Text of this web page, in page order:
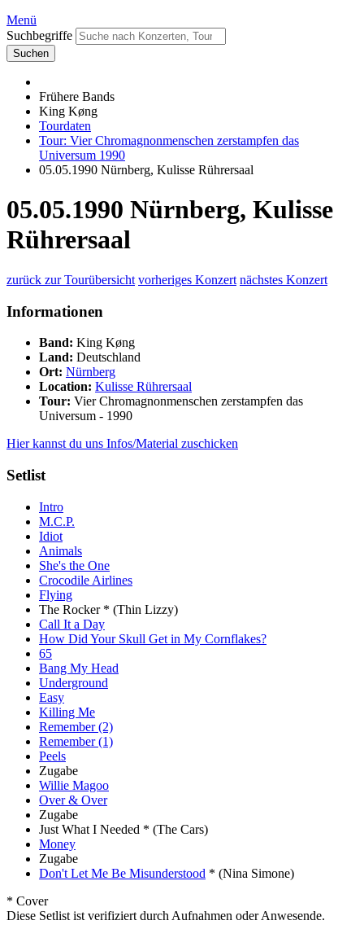
Menü
Suchbegriffe
Suchen
Frühere Bands
King Køng
Tourdaten
Tour: Vier Chromagnonmenschen zerstampfen das
Universum 1990
05.05.1990 Nürnberg, Kulisse Rührersaal
05.05.1990 Nürnberg, Kulisse
Rührersaal
zurück zur Tourübersicht vorheriges Konzert nächstes Konzert
Informationen
Band: King Køng
Land: Deutschland
Ort: Nürnberg
Location: Kulisse Rührersaal
Tour: Vier Chromagnonmenschen zerstampfen das
Universum - 1990
Hier kannst du uns Infos/Material zuschicken
Setlist
Intro
M.C.P.
Idiot
Animals
She's the One
Crocodile Airlines
Flying
The Rocker * (Thin Lizzy)
Call It a Day
How Did Your Skull Get in My Cornflakes?
65
Bang My Head
Underground
Easy
Killing Me
Remember (2)
Remember (1)
Peels
Zugabe
Willie Magoo
Over & Over
Zugabe
Just What I Needed * (The Cars)
Money
Zugabe
Don't Let Me Be Misunderstood * (Nina Simone)
* Cover
Diese Setlist ist verifiziert durch Aufnahmen oder Anwesende.